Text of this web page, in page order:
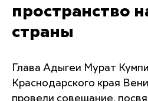
пространство
страны
Глава Адыгеи Мурат
Краснодарского края
провели совещание,